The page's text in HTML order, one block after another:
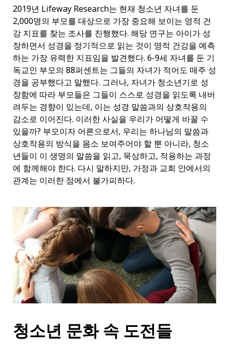
2019년 Lifeway Research는 현재 청소년 자녀를 둔
2,000명의 부모를 대상으로 가장 중요해 보이는 영적 건
강 지표를 찾는 조사를 진행했다. 해당 연구는 아이가 성
장하면서 성경을 정기적으로 읽는 것이 영적 건강을 예측
하는 가장 유력한 지표임을 발견했다. 6-9세 자녀를 둔 기
독교인 부모의 88퍼센트는 그들의 자녀가 적어도 매주 성
경을 공부했다고 말했다. 그러나, 자녀가 청소년기로 성
장함에 따라 부모들은 그들이 스스로 성경을 읽도록 내버
려두는 경향이 있는데, 이는 성경 말씀과의 상호작용의
감소로 이어진다. 이러한 사실을 우리가 어떻게 바꿀 수
있을까? 부모이자 어른으로서, 우리는 하나님의 말씀과
상호작용의 방식을 몸소 보여주어야 할 뿐 아니라, 청소
년들이 이 생명의 말씀을 읽고, 묵상하고, 적용하는 과정
에 함께해야 한다. 다시 말하지만, 가정과 교회 안에서의
관계는 이러한 점에서 불가피하다.
청소년 문화 속 도전들